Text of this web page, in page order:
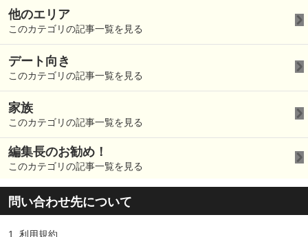
他のエリア
このカテゴリの記事一覧を見る
デート向き
このカテゴリの記事一覧を見る
家族
このカテゴリの記事一覧を見る
編集長のお勧め！
このカテゴリの記事一覧を見る
問い合わせ先について
1. 利用規約